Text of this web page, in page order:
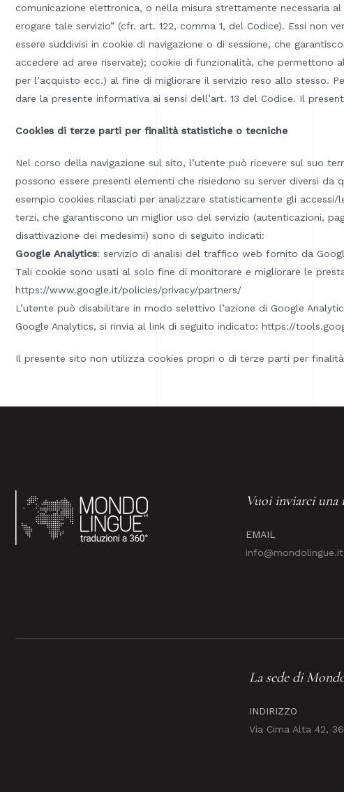
comunicazione elettronica, o nella misura strettamente necessaria
erogare tale servizio” (cfr. art. 122, comma 1, del Codice). Essi non
essere suddivisi in cookie di navigazione o di sessione, che
accedere ad aree riservate); cookie di funzionalità, che permettono
per l’acquisto ecc.) al fine di migliorare il servizio reso allo stesso.
dare la presente informativa ai sensi dell’art. 13 del Codice. Il
Cookies di terze parti per finalità statistiche o tecniche
Nel corso della navigazione sul sito, l’utente può ricevere sul suo
possono essere presenti elementi che risiedono su server diversi
esempio cookies rilasciati per analizzare statisticamente gli
terzi, che garantiscono un miglior uso del servizio (autenticazioni,
disattivazione dei medesimi) sono di seguito indicati:
Google Analytics: servizio di analisi del traffico web fornito da
Tali cookie sono usati al solo fine di monitorare e migliorare le
https://www.google.it/policies/privacy/partners/
L’utente può disabilitare in modo selettivo l’azione di Google
Google Analytics, si rinvia al link di seguito indicato: https://
Il presente sito non utilizza cookies propri o di terze parti per
Vuoi inviarci una
EMAIL
info@mondolingue.it
La sede di
INDIRIZZO
Via Cima Alta 42,